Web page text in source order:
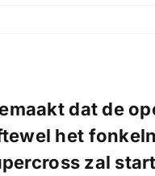
dat de
het
zal